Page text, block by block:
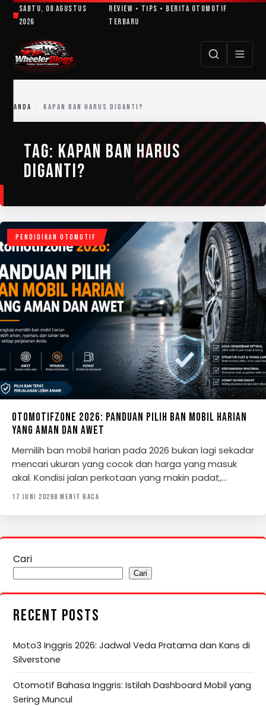
LewatiSabtu, 08 Agustus
2026
Review • Tips • Berita Otomotif
Terbaru
BERANDA › KAPAN BAN HARUS DIGANTI?
TAG: KAPAN BAN HARUS
DIGANTI?
PENDIDIKAN OTOMOTIF
OTOMOTIFZONE 2026: PANDUAN PILIH BAN MOBIL HARIAN
YANG AMAN DAN AWET
Memilih ban mobil harian pada 2026 bukan lagi sekadar
mencari ukuran yang cocok dan harga yang masuk
akal. Kondisi jalan perkotaan yang makin padat,…
17 JUNI 20268 MENIT BACA
Cari
Cari
RECENT POSTS
Moto3 Inggris 2026: Jadwal Veda Pratama dan Kans di
Silverstone
Otomotif Bahasa Inggris: Istilah Dashboard Mobil yang
Sering Muncul